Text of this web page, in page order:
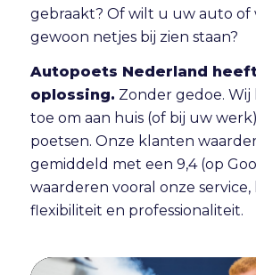
gebraakt? Of wilt u uw auto of
gewoon netjes bij zien staan?
Autopoets Nederland
oplossing. Zonder gedoe. Wij
toe om aan huis (of bij uw
poetsen. Onze klanten
gemiddeld met een 9,4 (op
waarderen vooral onze service,
flexibiliteit en professionaliteit.